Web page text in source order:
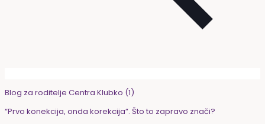
Blog za roditelje Centra Klubko (1)
“Prvo konekcija, onda korekcija”. Što to zapravo znači?